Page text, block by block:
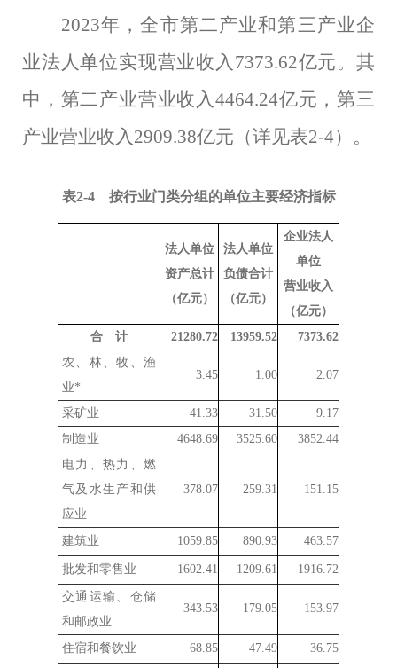
2023年，全市第二产业和第三产业企
业法人单位实现营业收入 7373.62亿元。其
中，第二产业营业收入4464.24亿元 ，第三
产业营业收入2909.38亿元 （详见表2-4） 。
表2-4按行业门类分组的单位主要经济指标
法人单位
资产总计
（亿元）
法人单位
负债合计
（亿元）
企业法人
单位
营业收入
（亿元）
合 计
21280.72 13959.52
7373.62
农、林、牧、渔
业*
3.45 1.00 2.07
采矿业 41.33 31.50
9.17
制造业
4648.69 3525.60
3852.44
电力、热力、燃
气及水生产和供
应业
378.07 259.31 151.15
建筑业 1059.85 890.93 463.57
批发和零售业 1602.41 1209.61 1916.72
交通运输、仓储
和邮政业
343.53 179.05 153.97
住宿和餐饮业 68.85 47.49 36.75